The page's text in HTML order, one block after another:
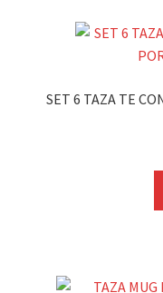
SET 6 TAZA TE